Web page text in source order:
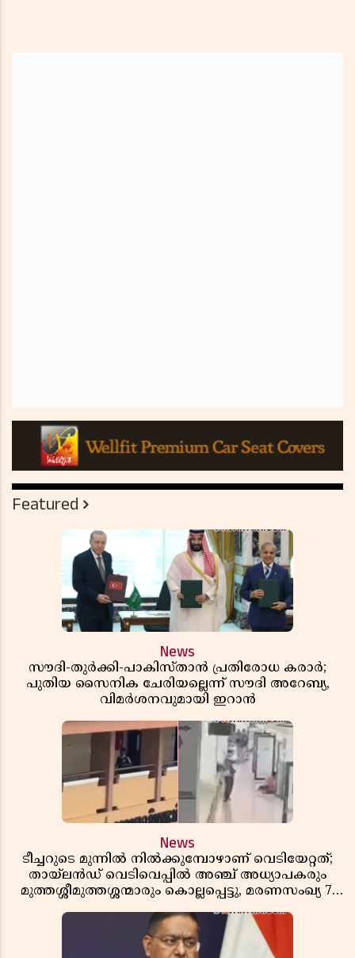
Featured
News
സൗദി-തുർക്കി-പാകിസ്താൻ പ്രതിരോധ കരാർ;
പുതിയ സൈനിക ചേരിയല്ലെന്ന് സൗദി അറേബ്യ,
വിമർശനവുമായി ഇറാൻ
News
ടീച്ചറുടെ മുന്നിൽ നിൽക്കുമ്പോഴാണ് വെടിയേറ്റത്;
തായ്‌ലൻഡ് വെടിവെപ്പിൽ അഞ്ച് അധ്യാപകരും
മുത്തശ്ശീമുത്തശ്ശന്മാരും കൊല്ലപ്പെട്ടു, മരണസംഖ്യ 7;